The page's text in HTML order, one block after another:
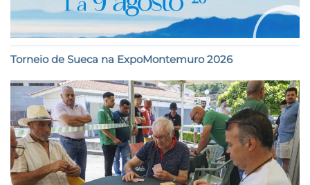
Torneio de Sueca na ExpoMontemuro 2026